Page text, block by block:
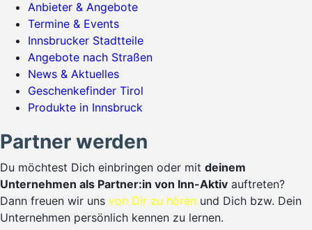
Anbieter & Angebote
Termine & Events
Innsbrucker Stadtteile
Angebote nach Straßen
News & Aktuelles
Geschenkefinder Tirol
Produkte in Innsbruck
Partner werden
Du möchtest Dich einbringen oder mit deinem
Unternehmen als Partner:in von Inn-Aktiv auftreten?
Dann freuen wir uns von Dir zu hören und Dich bzw. Dein
Unternehmen persönlich kennen zu lernen.